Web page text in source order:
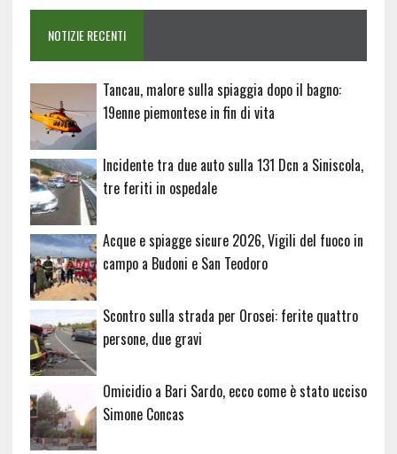
NOTIZIE RECENTI
Tancau, malore sulla spiaggia dopo il bagno:
19enne piemontese in fin di vita
Incidente tra due auto sulla 131 Dcn a Siniscola,
tre feriti in ospedale
Acque e spiagge sicure 2026, Vigili del fuoco in
campo a Budoni e San Teodoro
Scontro sulla strada per Orosei: ferite quattro
persone, due gravi
Omicidio a Bari Sardo, ecco come è stato ucciso
Simone Concas